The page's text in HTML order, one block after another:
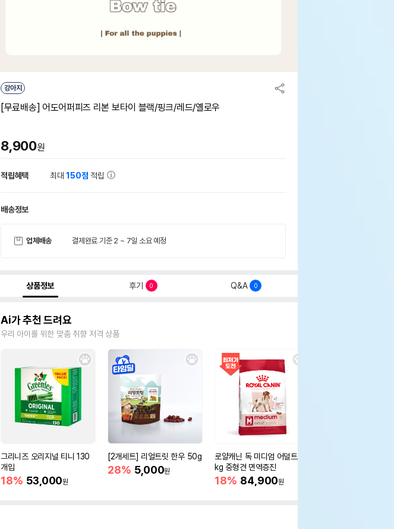
강아지
[무료배송] 어도어퍼피즈 리본 보타이 블랙/핑크/레드/옐로우
8,900원
적립혜택 최대150점 적립
배송정보
업체배송 결제완료 기준 2 ~ 7일 소요 예정
상품정보 후기 0 Q&A 0
Ai가 추천 드려요
우리 아이를 위한 맞춤 취향 저격 상품
그리니즈 오리지널 티니 130
개입
18% 53,000원
[2개세트] 리얼트릿 한우 50g
28% 5,000원
로얄캐닌 독 미디엄 어덜트 10
kg 중형견 면역증진
18% 84,900원